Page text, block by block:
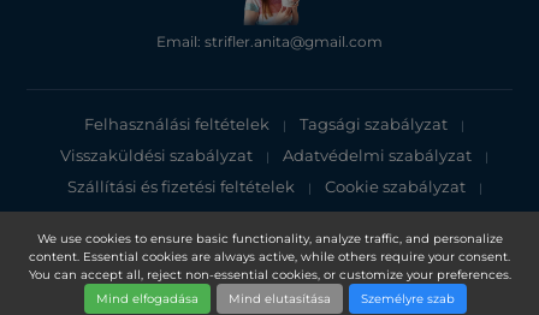
We use cookies to ensure basic functionality, analyze traffic, and personalize
content. Essential cookies are always active, while others require your consent.
You can accept all, reject non-essential cookies, or customize your preferences.
Mind elfogadása
Mind elutasítása Személyre szab
Email: strifler.anita@gmail.com
Felhasználási feltételek | Tagsági szabályzat |
Visszaküldési szabályzat | Adatvédelmi szabályzat |
Szállítási és fizetési feltételek | Cookie szabályzat |
Adatvédelmi tájékoztató
Copyright 2025, DXN Holdings Bhd. 199501033918 (363120-V)